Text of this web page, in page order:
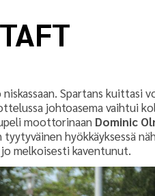
Spartans kuittasi
johtoasema vaihtui
moottorinaan Dominic
hyökkäyksessä
melkoisesti kaventunut.